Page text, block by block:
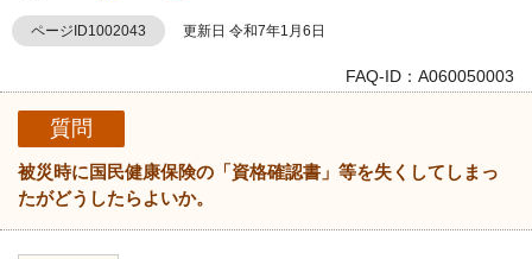
ページID1002043 更新日 令和7年1月6日
FAQ-ID：A060050003
質問
被災時に国民健康保険の「資格確認書」等を失くしてしまっ
たがどうしたらよいか。